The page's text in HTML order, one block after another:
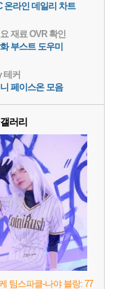
온라인 데일리 차트
재료 OVR 확인
부스트 도우미
테커
페이스온 모음
러리
팀스파클-나야 블랑: 77